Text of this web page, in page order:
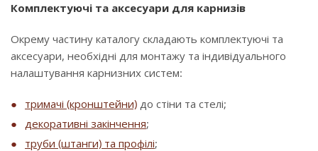
Комплектуючі та аксесуари для карнизів
Окрему частину каталогу складають комплектуючі та
аксесуари, необхідні для монтажу та індивідуального
налаштування карнизних систем:
тримачі (кронштейни) до стіни та стелі;
декоративні закінчення;
труби (штанги) та профілі;